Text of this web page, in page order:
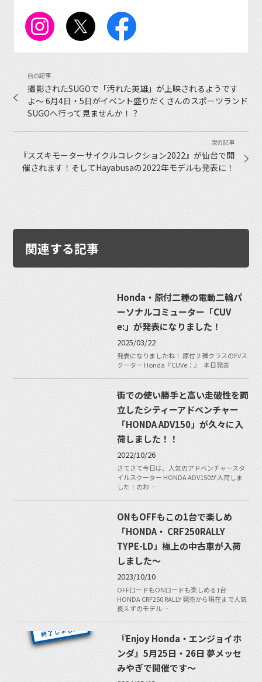
撮影されたSUGOで「汚れた英雄」が上映されるようです
よ〜 6月4日・5日がイベント盛りだくさんのスポーツランド
SUGOへ行って見ませんか！？
『スズキモーターサイクルコレクション2022』が仙台で開
催されます！そしてHayabusaの2022年モデルも発表に！
関連する記事
Honda・原付二種の電動二輪パ
ーソナルコミューター「CUV
e:」が発表になりました！
2025/03/22
発表になりましたね！ 原付２種クラスのEVス
クーター Honda『CUVe：』 本日発表…
街での使い勝手と高い走破性を両
立したシティーアドベンチャー
「HONDA ADV150」が久々に入
荷しました！！
2022/10/26
さてさて今日は、人気のアドベンチャースタ
イルスクーター HONDA ADV150が入荷しま
した！のお…
ONもOFFもこの1台で楽しめ
「HONDA・ CRF250RALLY
TYPE-LD」極上の中古車が入荷
しました〜
2023/10/10
OFFロードもONロードも楽しめる1台
HONDA CRF250 RALLY 発売から現在まで人気
衰えずのモデル…
『Enjoy Honda・エンジョイホ
ンダ』5月25日・26日 夢メッセ
みやぎで開催です〜